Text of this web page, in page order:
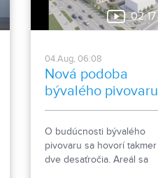
nezrovnalosti sme sa
rozhodli objasniť.
02:17
04.Aug, 06:08
Nová podoba
bývalého pivovaru
O budúcnosti bývalého
pivovaru sa hovorí takmer
dve desaťročia. Areál sa